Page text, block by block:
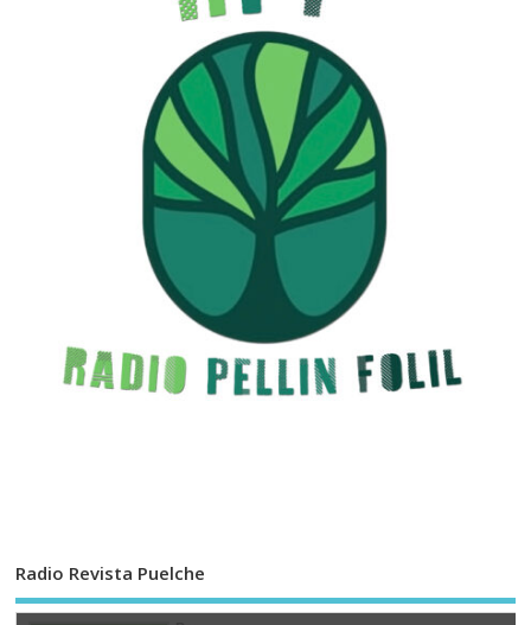
Radio Revista Puelche